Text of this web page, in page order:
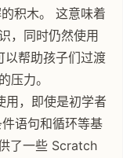
积木。 这意味着
，同时仍然使用
帮助孩子们过渡
压力。
，即使是初学者
语句和循环等基
了一些 Scratch